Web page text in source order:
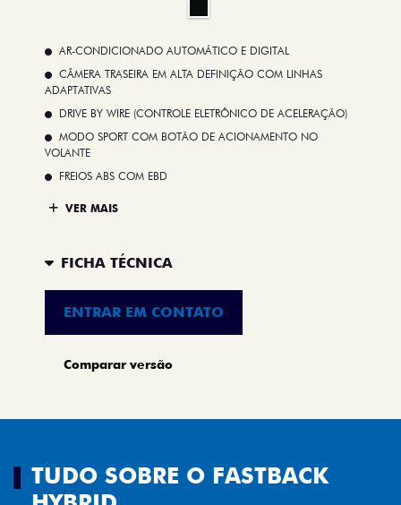
AR-CONDICIONADO AUTOMÁTICO E DIGITAL
CÂMERA TRASEIRA EM ALTA DEFINIÇÃO COM LINHAS
ADAPTATIVAS
DRIVE BY WIRE (CONTROLE ELETRÔNICO DE ACELERAÇÃO)
MODO SPORT COM BOTÃO DE ACIONAMENTO NO
VOLANTE
FREIOS ABS COM EBD
VER MAIS
FICHA TÉCNICA
ENTRAR EM CONTATO
Comparar versão
TUDO SOBRE O FASTBACK